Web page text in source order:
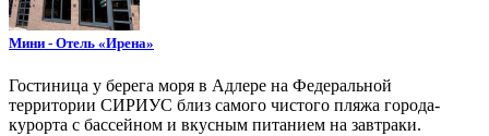
Мини - Отель «Ирена»
Гостиница у берега моря в Адлере на Федеральной
территории СИРИУС близ самого чистого пляжа города-
курорта с бассейном и вкусным питанием на завтраки.